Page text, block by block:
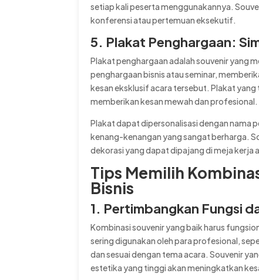
setiap kali peserta menggunakannya.
konferensi atau pertemuan eksekutif.
5. Plakat Penghargaan:
Plakat penghargaan adalah souvenir yang
penghargaan bisnis atau seminar,
kesan eksklusif acara tersebut. Plakat
memberikan kesan mewah dan profesional.
Plakat dapat dipersonalisasi dengan nama
kenang-kenangan yang sangat berharga.
dekorasi yang dapat dipajang di meja kerja
Tips Memilih
Bisnis
1. Pertimbangkan Fungsi
Kombinasi souvenir yang baik harus
sering digunakan oleh para profesional,
dan sesuai dengan tema acara. Souvenir
estetika yang tinggi akan meningkatkan